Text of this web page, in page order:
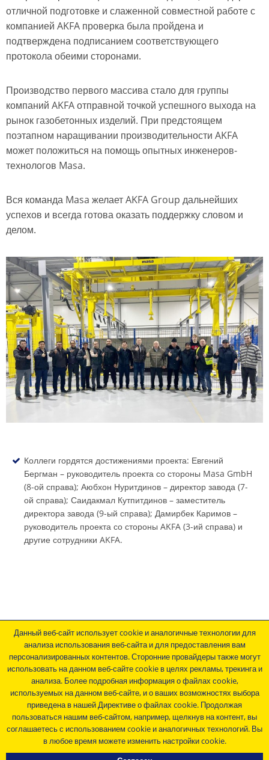
Данный веб-сайт использует cookie и аналогичные технологии для
анализа использования веб-сайта и для предоставления вам
персонализированных контентов. Сторонние провайдеры также могут
использовать на данном веб-сайте cookie в целях рекламы, трекинга и
анализа. Более подробная информация о файлах сookie,
используемых на данном веб-сайте, и о ваших возможностях выбора
приведена в нашей Директиве о файлах cookie. Продолжая
пользоваться нашим веб-сайтом, например, щелкнув на контент, вы
соглашаетесь с использованием cookie и аналогичных технологий. Вы
в любое время можете изменить настройки cookie.
отличной подготовке и слаженной совместной работе с
компанией AKFA проверка была пройдена и
подтверждена подписанием соответствующего
протокола обеими сторонами.
Производство первого массива стало для группы
компаний AKFA отправной точкой успешного выхода на
рынок газобетонных изделий. При предстоящем
поэтапном наращивании производительности AKFA
может положиться на помощь опытных инженеров-
технологов Masa.
Вся команда Masa желает AKFA Group дальнейших
успехов и всегда готова оказать поддержку словом и
делом.
Коллеги гордятся достижениями проекта: Евгений
Бергман – руководитель проекта со стороны Masa GmbH
(8-ой справа); Аюбхон Нуритдинов – директор завода (7-
ой справа); Саидакмал Кутпитдинов – заместитель
директора завода (9-ый справа); Дамирбек Каримов –
руководитель проекта со стороны AKFA (3-ий справа) и
другие сотрудники AKFA.
Контактные и регистрационные данные предприятия
Общие коммерческие условия
Политика конфиденциальности
Общие условия закупок
Следите за новостями…